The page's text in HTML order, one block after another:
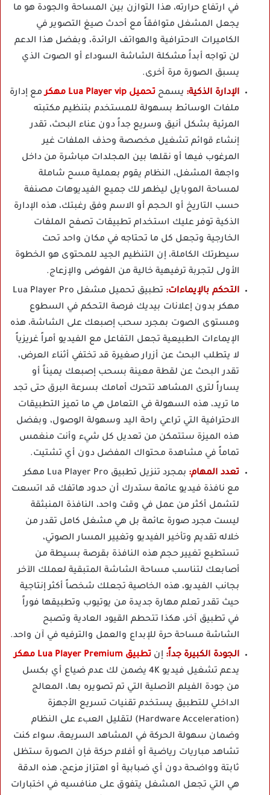
في ارتفاع حرارته، هذا التوازن بين المساحة والجودة هو ما
يجعل المشغل متوافقاً مع أحدث صيغ التصوير في
الكاميرات الاحترافية والهواتف الرائدة، وبفضل هذا الدعم
لن تواجه أبداً مشكلة الشاشة السوداء أو الصوت الذي
يسبق الصورة مرة أخرى.
الإدارة الذكية: يسمح تحميل Lua Player vip مهكر
مع إدارة
ملفات الوسائط بسهولة للمستخدم بتنظيم مكتبته
المرئية بشكل أنيق وسريع جداً دون عناء البحث، تقدر
إنشاء قوائم تشغيل مخصصة وحذف الملفات غير
المرغوب فيها أو نقلها بين المجلدات مباشرة من داخل
واجهة المشغل، النظام يقوم بعملية مسح شاملة
لمساحة الموبايل ليظهر لك جميع الفيديوهات مصنفة
حسب التاريخ أو الحجم أو الاسم وفق رغبتك، هذه الإدارة
الذكية توفر عليك استخدام تطبيقات تصفح الملفات
الخارجية وتجعل كل ما تحتاجه في مكان واحد تحت
سيطرتك الكاملة، إن التنظيم الجيد للمحتوى هو الخطوة
الأولى لتجربة ترفيهية خالية من الفوضى والإزعاج.
التحكم بالإيماءات:
تطبيق تحميل مشغل Lua Player Pro
مهكر بدون إعلانات بيديك فرصة التحكم في السطوع
ومستوى الصوت بمجرد سحب إصبعك على الشاشة، هذه
الإيماءات الطبيعية تجعل التفاعل مع الفيديو أمراً غريزياً
لا يتطلب البحث عن أزرار صغيرة قد تختفي أثناء العرض،
تقدر البحث عن لقطة معينة بسحب إصبعك يميناً أو
يساراً لترى المشاهد تتحرك أمامك بسرعة البرق حتى تجد
ما تريد، هذه السهولة في التعامل هي ما تميز التطبيقات
الاحترافية التي تراعي راحة اليد وسهولة الوصول، وبفضل
هذه الميزة ستتمكن من تعديل كل شيء وأنت منغمس
تماماً في مشاهدة محتواك المفضل دون أي تشتيت.
تعدد المهام:
بمجرد تنزيل تطبيق Lua Player Pro مهكر
مع نافذة فيديو عائمة ستدرك أن حدود هاتفك قد اتسعت
لتشمل أكثر من عمل في وقت واحد، النافذة المنبثقة
ليست مجرد صورة عائمة بل هي مشغل كامل تقدر من
خلاله تقديم وتأخير الفيديو وتغيير المسار الصوتي،
تستطيع تغيير حجم هذه النافذة بقرصة بسيطة من
أصابعك لتناسب مساحة الشاشة المتبقية لعملك الآخر
بجانب الفيديو، هذه الخاصية تجعلك شخصاً أكثر إنتاجية
حيث تقدر تعلم مهارة جديدة من يوتيوب وتطبيقها فوراً
في تطبيق آخر، هكذا تتحطم القيود العادية وتصبح
الشاشة مساحة حرة للإبداع والعمل والترفيه في آن واحد.
الجودة الكبيرة جداً: إن تطبيق Lua Player Premium مهكر
يدعم تشغيل فيديو 4K يضمن لك عدم ضياع أي بكسل
من جودة الفيلم الأصلية التي تم تصويره بها، المعالج
الداخلي للتطبيق يستخدم تقنيات تسريع الأجهزة
(Hardware Acceleration) لتقليل العبء على النظام
وضمان سهولة الحركة في المشاهد السريعة، سواء كنت
تشاهد مباريات رياضية أو أفلام حركة فإن الصورة ستظل
ثابتة وواضحة دون أي ضبابية أو اهتزاز مزعج، هذه الدقة
هي التي تجعل المشغل يتفوق على منافسيه في اختبارات